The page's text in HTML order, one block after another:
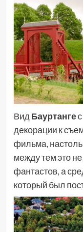
Вид Бауртангес
декорации к
фильма,
между тем это
фантастов, а
который был